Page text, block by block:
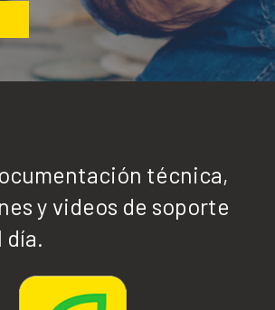
técnica,
y videos de soporte
día.